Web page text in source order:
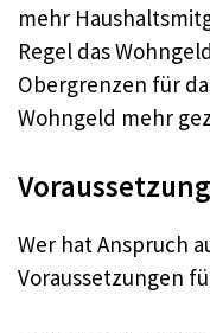
mehr
Regel das
Obergrenzen für
Wohngeld mehr
Wer hat Anspruch
Voraussetzungen